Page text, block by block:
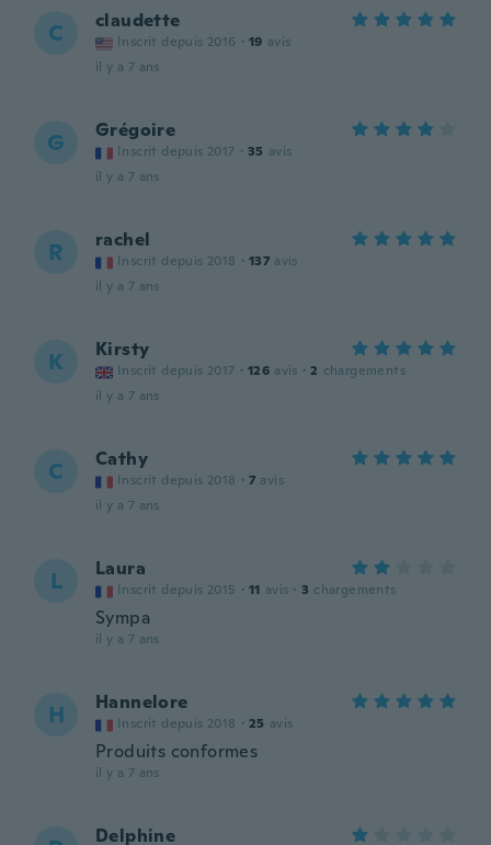
C claudette
Inscrit depuis 2016 · 19 avis
il y a 7 ans
G Grégoire
Inscrit depuis 2017 · 35 avis
il y a 7 ans
R rachel
Inscrit depuis 2018 · 137 avis
il y a 7 ans
K Kirsty
Inscrit depuis 2017 · 126 avis · 2 chargements
il y a 7 ans
C Cathy
Inscrit depuis 2018 · 7 avis
il y a 7 ans
L Laura
Inscrit depuis 2015 · 11 avis · 3 chargements
Sympa
il y a 7 ans
H Hannelore
Inscrit depuis 2018 · 25 avis
Produits conformes
il y a 7 ans
Delphine